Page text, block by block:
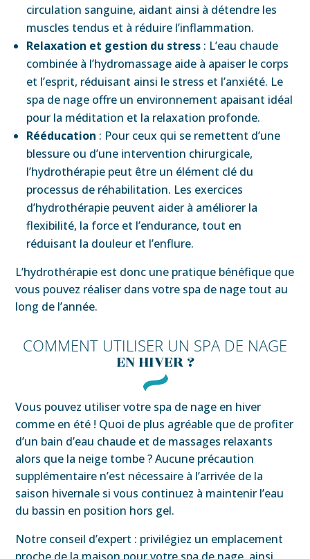
circulation sanguine, aidant ainsi à détendre les
muscles tendus et à réduire l’inflammation.
Relaxation et gestion du stress : L’eau chaude
combinée à l’hydromassage aide à apaiser le corps
et l’esprit, réduisant ainsi le stress et l’anxiété. Le
spa de nage offre un environnement apaisant idéal
pour la méditation et la relaxation profonde.
Rééducation : Pour ceux qui se remettent d’une
blessure ou d’une intervention chirurgicale,
l’hydrothérapie peut être un élément clé du
processus de réhabilitation. Les exercices
d’hydrothérapie peuvent aider à améliorer la
flexibilité, la force et l’endurance, tout en
réduisant la douleur et l’enflure.
L’hydrothérapie est donc une pratique bénéfique que
vous pouvez réaliser dans votre spa de nage tout au
long de l’année.
COMMENT UTILISER UN SPA DE NAGE
EN HIVER ?
Vous pouvez utiliser votre spa de nage en hiver
comme en été ! Quoi de plus agréable que de profiter
d’un bain d’eau chaude et de massages relaxants
alors que la neige tombe ? Aucune précaution
supplémentaire n’est nécessaire à l’arrivée de la
saison hivernale si vous continuez à maintenir l’eau
du bassin en position hors gel.
Notre conseil d’expert : privilégiez un emplacement